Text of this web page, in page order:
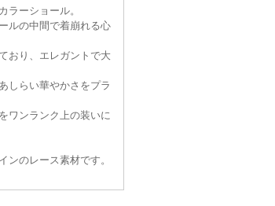
ラーショール。
ルの中間で着崩れる心
おり、エレガントで大
しらい華やかさをプラ
ワンランク上の装いに
のレース素材です。